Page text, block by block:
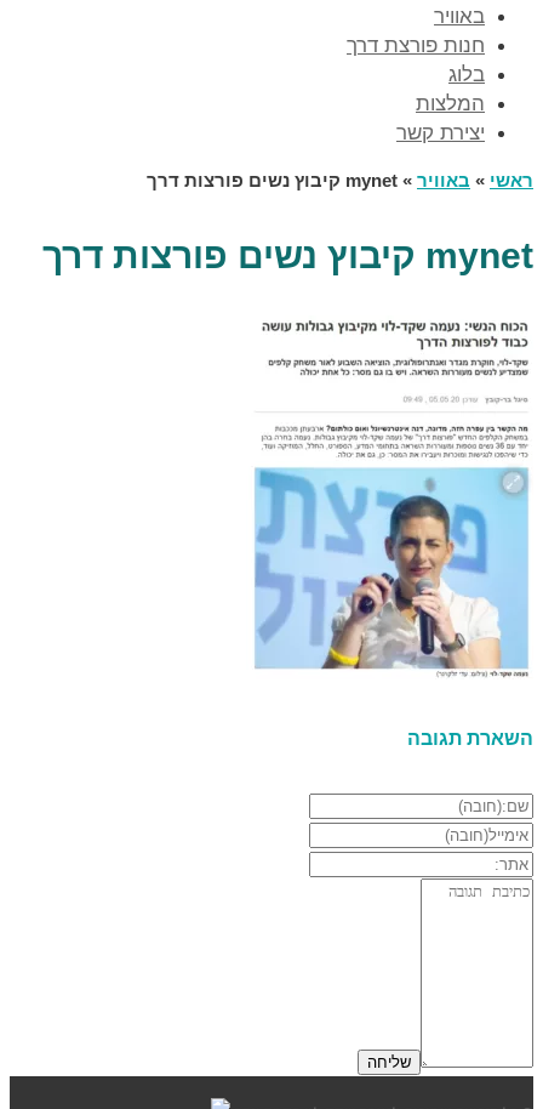
באוויר
חנות פורצת דרך
בלוג
המלצות
יצירת קשר
ראשי » באוויר » mynet קיבוץ נשים פורצות דרך
mynet קיבוץ נשים פורצות דרך
השארת תגובה